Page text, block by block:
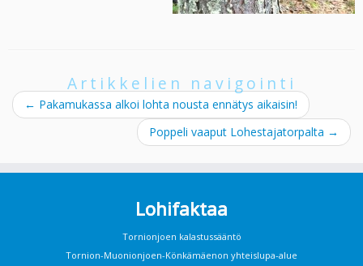
Artikkelien navigointi
← Pakamukassa alkoi lohta nousta ennätys aikaisin!
Poppeli vaaput Lohestajatorpalta →
Lohifaktaa
Tornionjoen kalastussääntö
Tornion-Muonionjoen-Könkämäenon yhteislupa-alue